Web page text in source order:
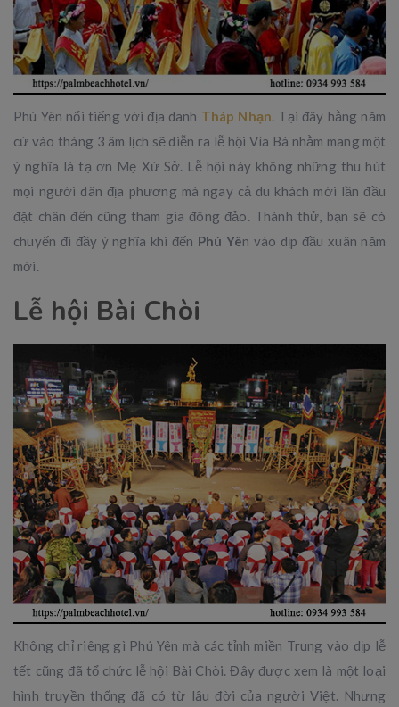
Phú Yên nổi tiếng với địa danh Tháp Nhạn. Tại đây hằng năm
cứ vào tháng 3 âm lịch sẽ diễn ra lễ hội Vía Bà nhằm mang một
ý nghĩa là tạ ơn Mẹ Xứ Sở. Lễ hội này không những thu hút
mọi người dân địa phương mà ngay cả du khách mới lần đầu
đặt chân đến cũng tham gia đông đảo. Thành thử, bạn sẽ có
chuyến đi đầy ý nghĩa khi đến Phú Yên vào dịp đầu xuân năm
mới.
Lễ hội Bài Chòi
Không chỉ riêng gì Phú Yên mà các tỉnh miền Trung vào dịp lễ
tết cũng đã tổ chức lễ hội Bài Chòi. Đây được xem là một loại
hình truyền thống đã có từ lâu đời của người Việt. Nhưng